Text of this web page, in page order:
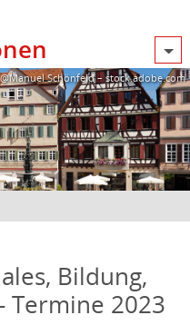
Schönfeld – stock.adobe.com
Bildung,
Termine 2023